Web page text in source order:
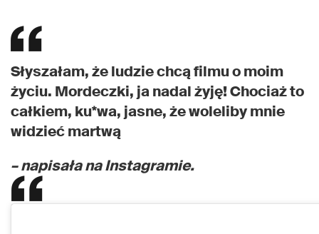
Słyszałam, że ludzie chcą filmu o moim
życiu. Mordeczki, ja nadal żyję! Chociaż to
całkiem, ku*wa, jasne, że woleliby mnie
widzieć martwą
– napisała na Instagramie.